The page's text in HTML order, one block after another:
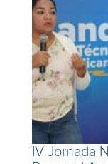
IV Jornada